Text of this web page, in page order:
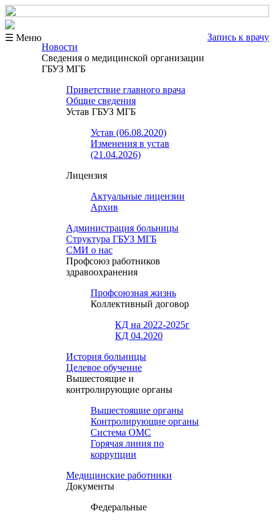
☰ Меню
Запись к врачу
Новости
Сведения о медицинской организации
ГБУЗ МГБ
Приветствие главного врача
Общие сведения
Устав ГБУЗ МГБ
Устав (06.08.2020)
Изменения в устав
(21.04.2026)
Лицензия
Актуальные лицензии
Архив
Администрация больницы
Структура ГБУЗ МГБ
СМИ о нас
Профсоюз работников
здравоохранения
Профсоюзная жизнь
Коллективный договор
КД на 2022-2025г
КД 04.2020
История больницы
Целевое обучение
Вышестоящие и
контролирующие органы
Вышестоящие органы
Контролирующие органы
Система ОМС
Горячая линия по
коррупции
Медицинские работники
Документы
Федеральные